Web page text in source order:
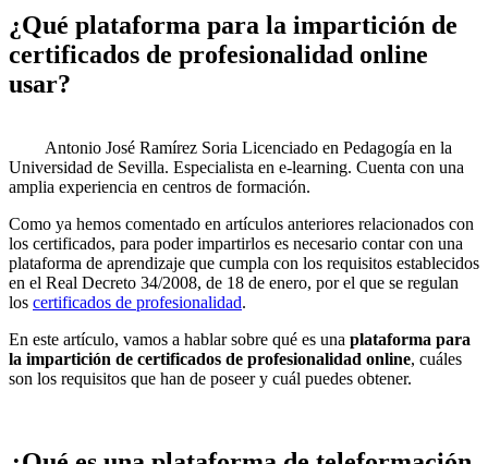
¿Qué plataforma para la impartición de
certificados de profesionalidad online
usar?
Antonio José Ramírez Soria Licenciado en Pedagogía en la
Universidad de Sevilla. Especialista en e-learning. Cuenta con una
amplia experiencia en centros de formación.
Como ya hemos comentado en artículos anteriores relacionados con
los certificados, para poder impartirlos es necesario contar con una
plataforma de aprendizaje que cumpla con los requisitos establecidos
en el Real Decreto 34/2008, de 18 de enero, por el que se regulan
los certificados de profesionalidad.
En este artículo, vamos a hablar sobre qué es una plataforma para
la impartición de certificados de profesionalidad online, cuáles
son los requisitos que han de poseer y cuál puedes obtener.